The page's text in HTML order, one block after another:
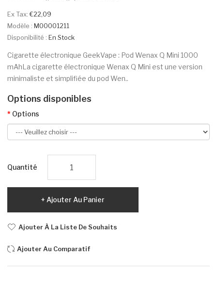
Ex Tax:€22,09
Modèle : M00001211
Disponibilité : En Stock
Cigarette électronique GeekVape : Pod Wenax Q Mini 1000
mAhLa cigarette électronique Wenax Q Mini est une version
minimaliste et simplifiée du pod Wen..
Options disponibles
Options
Quantité
Ajouter Au Panier
Ajouter À La Liste De Souhaits
Ajouter Au Comparatif